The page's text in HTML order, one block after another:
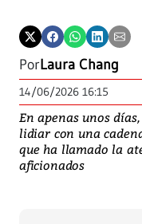
PorLaura Chang
14/06/2026 16:15
En apenas unos
lidiar con una
que ha llamado la
aficionados